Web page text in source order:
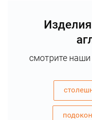
смотрите